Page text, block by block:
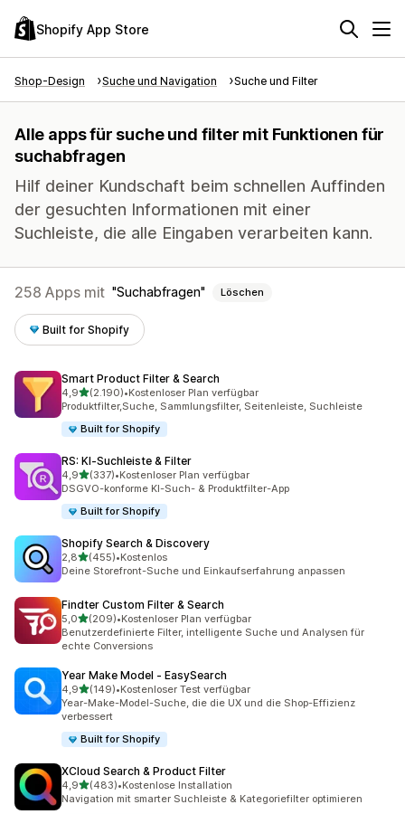
Shopify App Store
Shop-Design Suche und Navigation Suche und Filter
Alle apps für suche und filter mit Funktionen für
suchabfragen
Hilf deiner Kundschaft beim schnellen Auffinden
der gesuchten Informationen mit einer
Suchleiste, die alle Eingaben verarbeiten kann.
258 Apps mit Suchabfragen Löschen
Built for Shopify
Smart Product Filter & Search
4,9von 5 Sternen
(2.190)
2190 Rezensionen insgesamt
•Kostenloser Plan verfügbar
Produktfilter,Suche, Sammlungsfilter, Seitenleiste, Suchleiste
Built for Shopify
RS: KI‑Suchleiste & Filter
4,9von 5 Sternen
(337)
337 Rezensionen insgesamt
•Kostenloser Plan verfügbar
DSGVO-konforme KI-Such- & Produktfilter-App
Built for Shopify
Shopify Search & Discovery
2,8von 5 Sternen
(455)
455 Rezensionen insgesamt
•Kostenlos
Deine Storefront-Suche und Einkaufserfahrung anpassen
Findter Custom Filter & Search
5,0von 5 Sternen
(209)
209 Rezensionen insgesamt
•Kostenloser Plan verfügbar
Benutzerdefinierte Filter, intelligente Suche und Analysen für
echte Conversions
Year Make Model ‑ EasySearch
4,9von 5 Sternen
(149)
149 Rezensionen insgesamt
•Kostenloser Test verfügbar
Year-Make-Model-Suche, die die UX und die Shop-Effizienz
verbessert
Built for Shopify
XCloud Search & Product Filter
4,9von 5 Sternen
(483)
483 Rezensionen insgesamt
•Kostenlose Installation
Navigation mit smarter Suchleiste & Kategoriefilter optimieren